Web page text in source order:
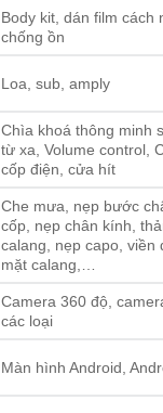
Body kit, dán film cách
chống ồn
Loa, sub, amply
Chìa khoá thông minh
từ xa, Volume control,
cốp điện, cửa hít
Che mưa, nẹp bước
cốp, nẹp chân kính,
calang, nẹp capo, viền
mặt calang,…
Camera 360 độ,
các loại
Màn hình Android,